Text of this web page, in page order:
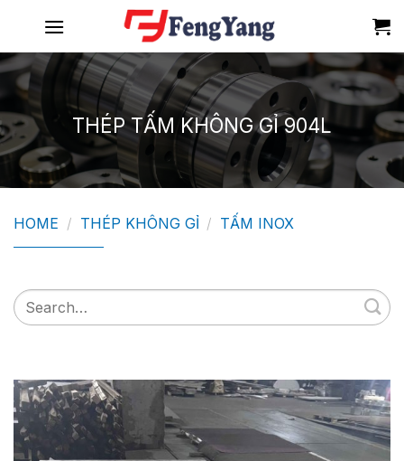
content
THÉP TẤM KHÔNG GỈ 904L
HOME / THÉP KHÔNG GỈ / TẤM INOX
Search
for: